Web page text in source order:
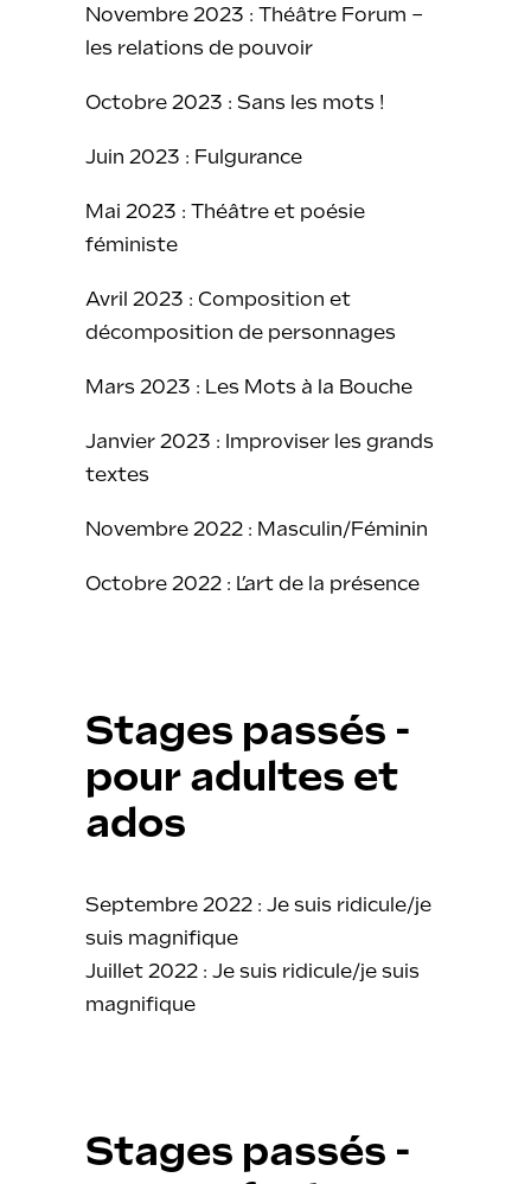
Novembre 2023 : Théâtre Forum –
les relations de pouvoir
Octobre 2023 : Sans les mots !
Juin 2023 : Fulgurance
Mai 2023 : Théâtre et poésie
féministe
Avril 2023 : Composition et
décomposition de personnages
Mars 2023 : Les Mots à la Bouche
Janvier 2023 : Improviser les grands
textes
Novembre 2022 : Masculin/Féminin
Octobre 2022 : L’art de la présence
Stages passés -
pour adultes et
ados
Septembre 2022 : Je suis ridicule/je
suis magnifique
Juillet 2022 : Je suis ridicule/je suis
magnifique
Stages passés -